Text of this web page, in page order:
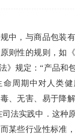
中，与商品包装
则性的规则，如
》规定：“产品和
命周期中对人类
、无害、易于降
法实践中．这种
某些行业性标准，